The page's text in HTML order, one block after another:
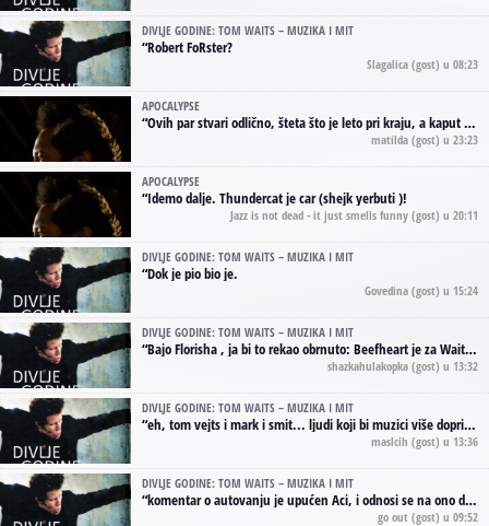
DIVLJE GODINE: TOM WAITS – MUZIKA I MIT
“Robert FoRster?
Slagalica (gost) u 08:23
APOCALYPSE
“Ovih par stvari odlično, šteta što je leto pri kraju, a kaput koji te vervoatno podseća na pirotski ćilim je iz tradicije Navaho indijanaca ;)
matilda (gost) u 23:23
APOCALYPSE
“Idemo dalje. Thundercat je car (shejk yerbuti )!
Jazz is not dead - it just smells funny (gost) u 20:11
DIVLJE GODINE: TOM WAITS – MUZIKA I MIT
“Dok je pio bio je.
Govedina (gost) u 15:24
DIVLJE GODINE: TOM WAITS – MUZIKA I MIT
“Bajo Florisha , ja bi to rekao obrnuto: Beefheart je za Waitsa, isto sto i Hendrix za Lenny Kravitza
shazkahulakopka (gost) u 13:32
DIVLJE GODINE: TOM WAITS – MUZIKA I MIT
“eh, tom vejts i mark i smit... ljudi koji bi muzici više doprineli da su radili kao vozači tramvaja u gsp-u.
maslcih (gost) u 13:36
DIVLJE GODINE: TOM WAITS – MUZIKA I MIT
“komentar o autovanju je upućen Aci, i odnosi se na ono drugo autovanje...'senzualnost Waitsa' ;)
go out (gost) u 09:52